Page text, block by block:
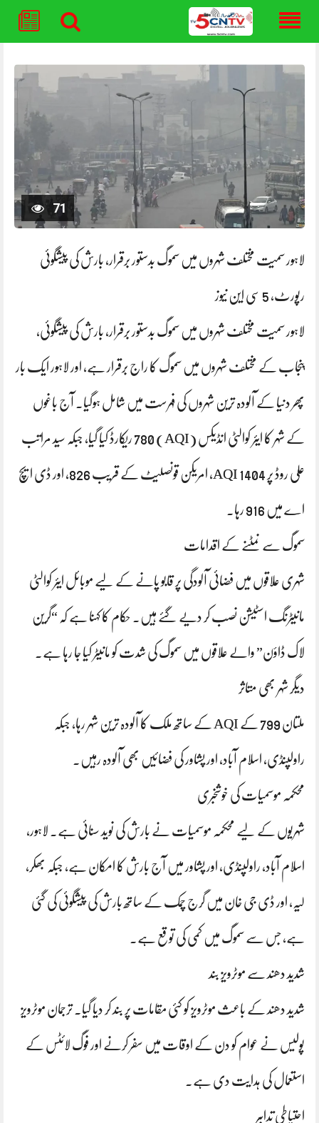
71
لاہور سمیت مختلف شہروں میں سموگ بدستور برقرار، بارش کی پیشگوئی
رپورٹ، 5 سی این نیوز
لاہور سمیت مختلف شہروں میں سموگ بدستور برقرار، بارش کی پیشگوئی،
پنجاب کے مختلف شہروں میں سموگ کا راج برقرار ہے، اور لاہور ایک بار
پھر دنیا کے آلودہ ترین شہروں کی فہرست میں شامل ہوگیا۔ آج باغوں
کے شہر کا ایئر کوالٹی انڈیکس (AQI) 780 ریکارڈ کیا گیا، جبکہ سید مراتب
علی روڈ پر AQI 1404، امریکن قونصلیٹ کے قریب 826، اور ڈی ایچ
اے میں 916 رہا۔
سموگ سے نمٹنے کے اقدامات
شہری علاقوں میں فضائی آلودگی پر قابو پانے کے لیے موبائل ایئر کوالٹی
مانیٹرنگ اسٹیشن نصب کر دیے گئے ہیں۔ حکام کا کہنا ہے کہ “گرین
لاک ڈاؤن” والے علاقوں میں سموگ کی شدت کو مانیٹر کیا جا رہا ہے۔
دیگر شہر بھی متاثر
ملتان 799 کے AQI کے ساتھ ملک کا آلودہ ترین شہر رہا، جبکہ
راولپنڈی، اسلام آباد، اور پشاور کی فضائیں بھی آلودہ رہیں۔
محکمہ موسمیات کی خوشخبری
شہریوں کے لیے محکمہ موسمیات نے بارش کی نوید سنائی ہے۔ لاہور،
اسلام آباد، راولپنڈی، اور پشاور میں آج بارش کا امکان ہے، جبکہ بھکر،
لیہ، اور ڈی جی خان میں گرج چمک کے ساتھ بارش کی پیشگوئی کی گئی
ہے، جس سے سموگ میں کمی کی توقع ہے۔
شدید دھند سے موٹرویز بند
شدید دھند کے باعث موٹرویز کو کئی مقامات پر بند کر دیا گیا۔ ترجمان موٹرویز
پولیس نے عوام کو دن کے اوقات میں سفر کرنے اور فوگ لائٹس کے
استعمال کی ہدایت دی ہے۔
احتیاطی تدابیر